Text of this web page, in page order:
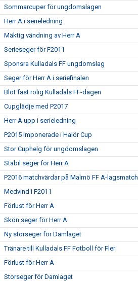
Sommarcuper för ungdomslagen
Herr A i serieledning
Mäktig vändning av Herr A
Serieseger för F2011
Sponsra Kulladals FF ungdomslag
Seger för Herr A i seriefinalen
Blöt fast rolig Kulladals FF-dagen
Cupglädje med P2017
Herr A upp i serieledning
P2015 imponerade i Halör Cup
Stor Cuphelg för ungdomslagen
Stabil seger för Herr A
P2016 matchvärdar på Malmö FF A-lagsmatch
Medvind i F2011
Förlust för Herr A
Skön seger för Herr A
Ny storseger för Damlaget
Tränare till Kulladals FF Fotboll för Fler
Förlust för Herr A
Storseger för Damlaget